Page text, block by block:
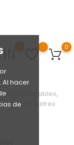
Al hacer
de
0
0
plegables,
a lastres